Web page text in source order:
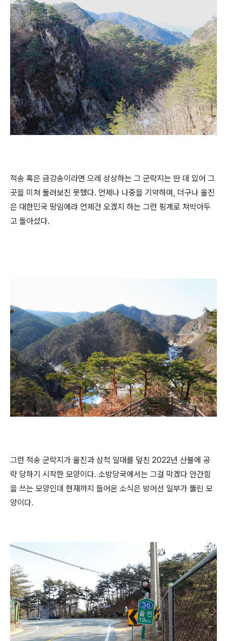
적송 혹은 금강송이라면 으레 상상하는 그 군락지는 딴 데 있어 그
곳을 미쳐 둘러보진 못했다. 언제나 나중을 기약하며, 더구나 울진
은 대한민국 땅임에랴 언제건 오겠지 하는 그런 핑계로 쳐박아두
고 돌아섰다.
그런 적송 군락지가 울진과 삼척 일대를 덮친 2022년 산불에 공
략 당하기 시작한 모양이다. 소방당국에서는 그걸 막겠다 안간힘
을 쓰는 모양인데 현재까지 들어온 소식은 방어선 일부가 뚫린 모
양이다.